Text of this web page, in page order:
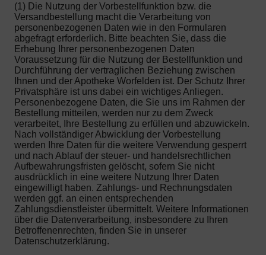
(1) Die Nutzung der Vorbestellfunktion bzw. die
Versandbestellung macht die Verarbeitung von
personenbezogenen Daten wie in den Formularen
abgefragt erforderlich. Bitte beachten Sie, dass die
Erhebung Ihrer personenbezogenen Daten
Voraussetzung für die Nutzung der Bestellfunktion und
Durchführung der vertraglichen Beziehung zwischen
Ihnen und der Apotheke Worfelden ist. Der Schutz Ihrer
Privatsphäre ist uns dabei ein wichtiges Anliegen.
Personenbezogene Daten, die Sie uns im Rahmen der
Bestellung mitteilen, werden nur zu dem Zweck
verarbeitet, Ihre Bestellung zu erfüllen und abzuwickeln.
Nach vollständiger Abwicklung der Vorbestellung
werden Ihre Daten für die weitere Verwendung gesperrt
und nach Ablauf der steuer- und handelsrechtlichen
Aufbewahrungsfristen gelöscht, sofern Sie nicht
ausdrücklich in eine weitere Nutzung Ihrer Daten
eingewilligt haben. Zahlungs- und Rechnungsdaten
werden ggf. an einen entsprechenden
Zahlungsdienstleister übermittelt. Weitere Informationen
über die Datenverarbeitung, insbesondere zu Ihren
Betroffenenrechten, finden Sie in unserer
Datenschutzerklärung.